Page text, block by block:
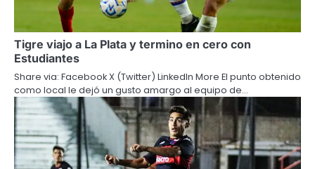
Tigre viajo a La Plata y termino en cero con
Estudiantes
Share via: Facebook X (Twitter) LinkedIn More El punto obtenido
como local le dejó un gusto amargo al equipo de…